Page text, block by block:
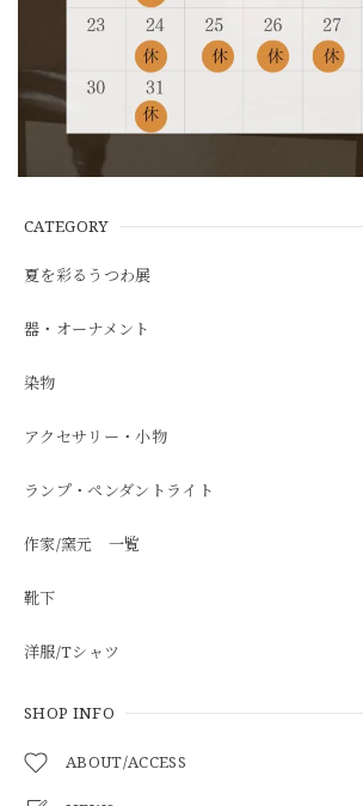
CATEGORY
夏を彩るうつわ展
器・オーナメント
染物
アクセサリー・小物
ランプ・ペンダントライト
作家/窯元 一覧
靴下
洋服/Tシャツ
SHOP INFO
ABOUT/ACCESS